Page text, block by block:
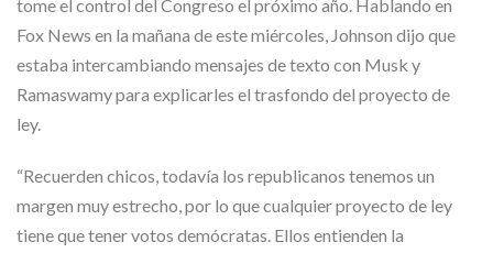
tome el control del Congreso el próximo año. Hablando en
Fox News en la mañana de este miércoles, Johnson dijo que
estaba intercambiando mensajes de texto con Musk y
Ramaswamy para explicarles el trasfondo del proyecto de
ley.
“Recuerden chicos, todavía los republicanos tenemos un
margen muy estrecho, por lo que cualquier proyecto de ley
tiene que tener votos demócratas. Ellos entienden la